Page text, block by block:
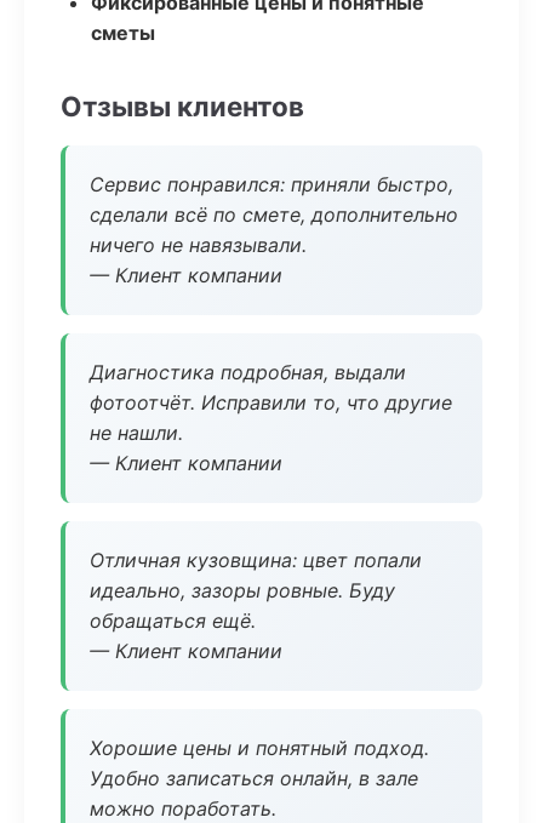
сметы
Отзывы клиентов
Сервис понравился: приняли быстро,
сделали всё по смете, дополнительно
ничего не навязывали.
— Клиент компании
Диагностика подробная, выдали
фотоотчёт. Исправили то, что другие
не нашли.
— Клиент компании
Отличная кузовщина: цвет попали
идеально, зазоры ровные. Буду
обращаться ещё.
— Клиент компании
Хорошие цены и понятный подход.
Удобно записаться онлайн, в зале
можно поработать.